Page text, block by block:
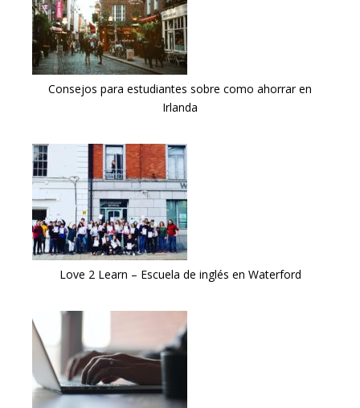
Consejos para estudiantes sobre como ahorrar en
Irlanda
Love 2 Learn – Escuela de inglés en Waterford